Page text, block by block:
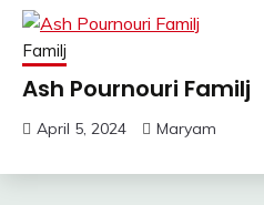
Familj
Ash Pournouri Familj
April 5, 2024 Maryam